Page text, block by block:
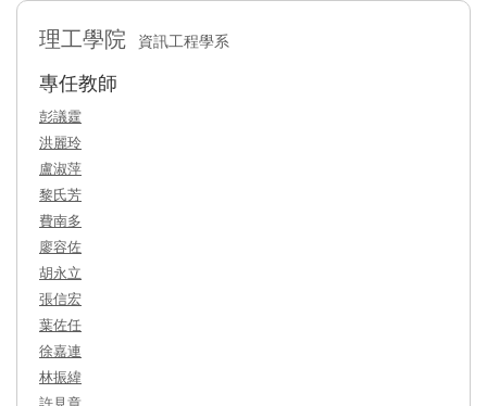
理工學院 資訊工程學系
專任教師
彭議霆
洪麗玲
盧淑萍
黎氏芳
費南多
廖容佐
胡永立
張信宏
葉佐任
徐嘉連
林振緯